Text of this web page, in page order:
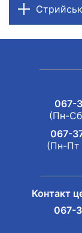
067-
(Пн-
067-
(Пн-Пт
Контакт
067-